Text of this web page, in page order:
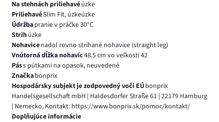
Na stehnách priliehavéúzke
PriliehavéSlim Fit, úzkeúzke
Údržbapranie v práčke 30°C
Strihúzke
Nohavicenadol rovno strihané nohavice (straight leg)
Vnútorná dĺžka nohavíc48.5 cm vo veľkosti 42
Páss pútkami na opasok, neuvedené
Značkabonprix
Hospodársky subjekt je zodpovedný voči EÚbonprix
Handelsgesellschaft mbH | Haldesdorfer Straße 61 | 22179 Hamburg
| Nemecko, Kontakt: https://www.bonprix.sk/pomoc/kontakt/
Doplňujúce informácie